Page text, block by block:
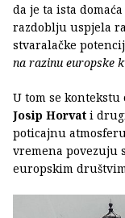
da je ta ista
razdoblju uspjela
stvaralačke
na razinu europske
U tom se
Josip Horvat i
poticajnu
vremena povezuju
europskim